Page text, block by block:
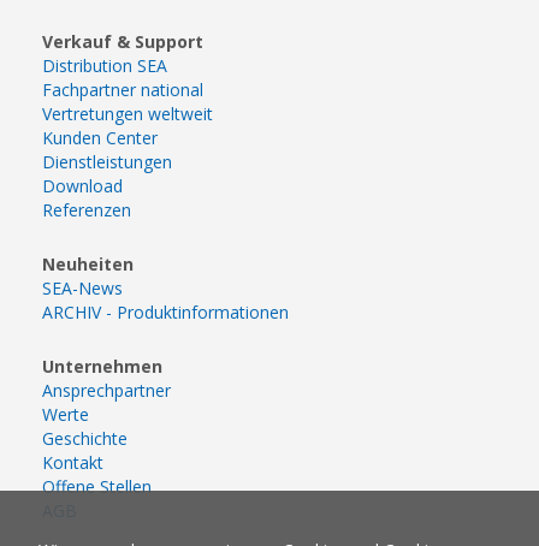
Verkauf & Support
Distribution SEA
Fachpartner national
Vertretungen weltweit
Kunden Center
Dienstleistungen
Download
Referenzen
Neuheiten
SEA-News
ARCHIV - Produktinformationen
Unternehmen
Ansprechpartner
Werte
Geschichte
Kontakt
Offene Stellen